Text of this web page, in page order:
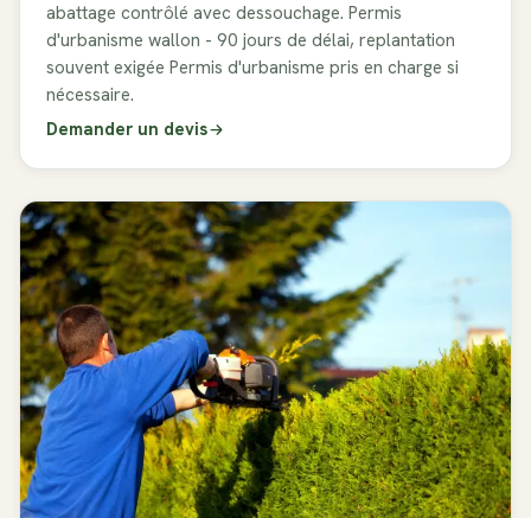
abattage contrôlé avec dessouchage. Permis
d'urbanisme wallon - 90 jours de délai, replantation
souvent exigée Permis d'urbanisme pris en charge si
nécessaire.
Demander un devis